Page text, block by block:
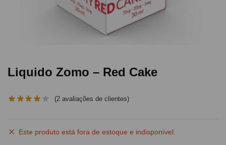
Liquido Zomo – Red Cake
(2 avaliações de clientes)
Este produto está fora de estoque e indisponível.